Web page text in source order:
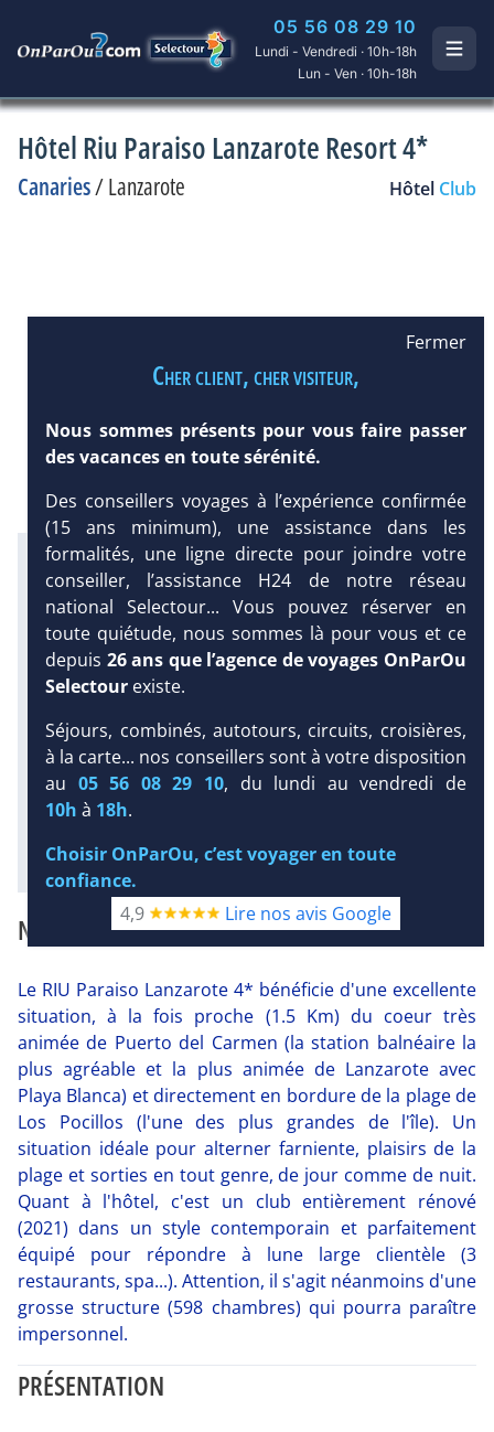
05 56 08 29 10
Lundi - Vendredi · 10h-18h
Lun - Ven · 10h-18h
Hôtel Riu Paraiso Lanzarote Resort 4*
Canaries/Lanzarote Hôtel Club
DEMANDE
DEVIS /
RÉSERVATION
Infos météo :
29 °C
2 mm
23 °C
Infos plages :
Dist. Distance
180 m
Long.
Longueur:
1.2 km
598
Tx:42 % Tx :43 %
Infos golfs :
dont le plus proche à 3.5 km de
l'hôtel
Diaporama
NOTRE AVIS
Le RIU Paraiso Lanzarote 4* bénéficie d'une excellente
situation, à la fois proche (1.5 Km) du coeur très
animée de Puerto del Carmen (la station balnéaire la
plus agréable et la plus animée de Lanzarote avec
Playa Blanca) et directement en bordure de la plage de
Los Pocillos (l'une des plus grandes de l'île). Un
situation idéale pour alterner farniente, plaisirs de la
plage et sorties en tout genre, de jour comme de nuit.
Quant à l'hôtel, c'est un club entièrement rénové
(2021) dans un style contemporain et parfaitement
équipé pour répondre à lune large clientèle (3
restaurants, spa...). Attention, il s'agit néanmoins d'une
grosse structure (598 chambres) qui pourra paraître
impersonnel.
PRÉSENTATION
Fermer
Cher client, cher visiteur,
Nous sommes présents pour vous faire passer
des vacances en toute sérénité.
Des conseillers voyages à l’expérience confirmée
(15 ans minimum), une assistance dans les
formalités, une ligne directe pour joindre votre
conseiller, l’assistance H24 de notre réseau
national Selectour... Vous pouvez réserver en
toute quiétude, nous sommes là pour vous et ce
depuis 26 ans que l’agence de voyages OnParOu
Selectour existe.
Séjours, combinés, autotours, circuits, croisières,
à la carte... nos conseillers sont à votre disposition
au 05 56 08 29 10, du lundi au vendredi de
10h à 18h.
Choisir OnParOu, c’est voyager en toute
confiance.
4,9
Lire nos avis Google